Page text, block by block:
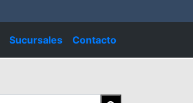
Sucursales Contacto